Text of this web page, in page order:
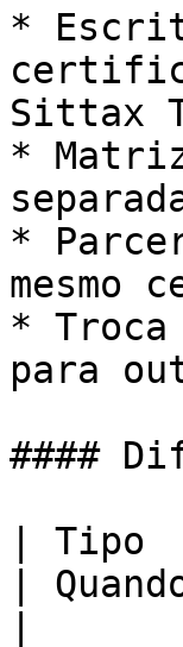
*
Sittax
*
*
mesmo
*
para
####
|
|